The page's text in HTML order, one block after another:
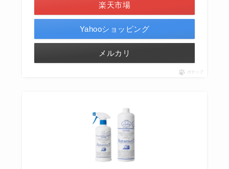
楽天市場
Yahooショッピング
メルカリ
ポチップ